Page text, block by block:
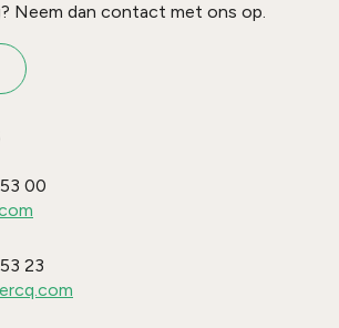
Neem dan contact met ons op.
00
23